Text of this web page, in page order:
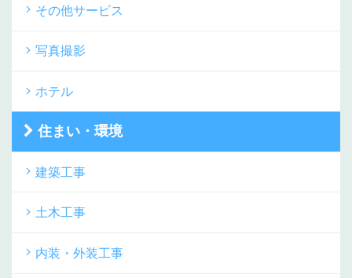
その他サービス
写真撮影
ホテル
住まい・環境
建築工事
土木工事
内装・外装工事